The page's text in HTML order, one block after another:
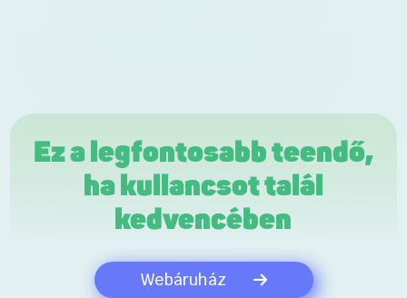
Ez a legfontosabb teendő,
ha kullancsot talál
kedvencében
Webáruház